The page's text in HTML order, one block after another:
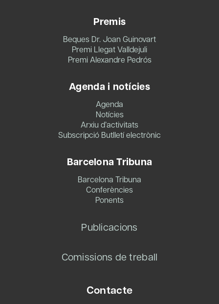
Premis
Beques Dr. Joan Guinovart
Premi Llegat Valldejuli
Premi Alexandre Pedrós
Agenda i notícies
Agenda
Notícies
Arxiu d’activitats
Subscripció Butlletí electrònic
Barcelona Tribuna
Barcelona Tribuna
Conferències
Ponents
Publicacions
Comissions de treball
Contacte